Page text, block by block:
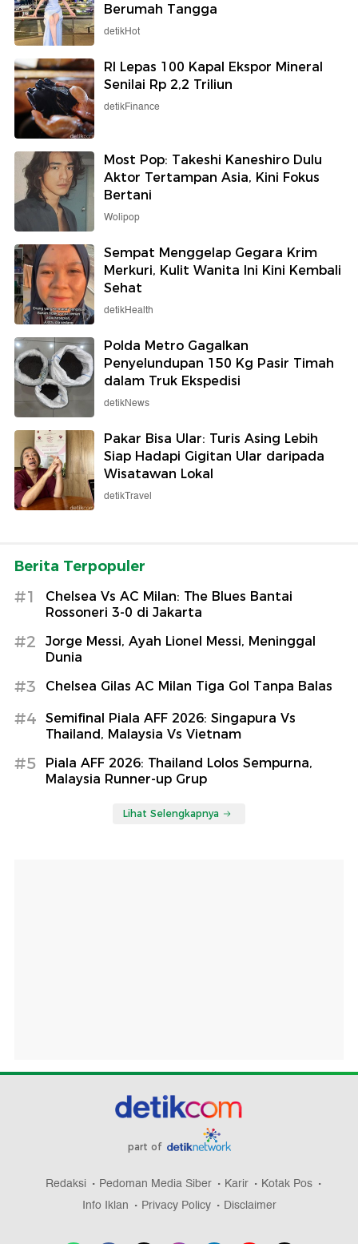
Berumah Tangga
detikHot
RI Lepas 100 Kapal Ekspor Mineral
Senilai Rp 2,2 Triliun
detikFinance
Most Pop: Takeshi Kaneshiro Dulu
Aktor Tertampan Asia, Kini Fokus
Bertani
Wolipop
Sempat Menggelap Gegara Krim
Merkuri, Kulit Wanita Ini Kini Kembali
Sehat
detikHealth
Polda Metro Gagalkan
Penyelundupan 150 Kg Pasir Timah
dalam Truk Ekspedisi
detikNews
Pakar Bisa Ular: Turis Asing Lebih
Siap Hadapi Gigitan Ular daripada
Wisatawan Lokal
detikTravel
Berita Terpopuler
#1
Chelsea Vs AC Milan: The Blues Bantai
Rossoneri 3-0 di Jakarta
#2
Jorge Messi, Ayah Lionel Messi, Meninggal
Dunia
#3 Chelsea Gilas AC Milan Tiga Gol Tanpa Balas
#4
Semifinal Piala AFF 2026: Singapura Vs
Thailand, Malaysia Vs Vietnam
#5
Piala AFF 2026: Thailand Lolos Sempurna,
Malaysia Runner-up Grup
Lihat Selengkapnya
part of
Redaksi Pedoman Media Siber Karir
Kotak Pos
Info Iklan
Privacy Policy Disclaimer